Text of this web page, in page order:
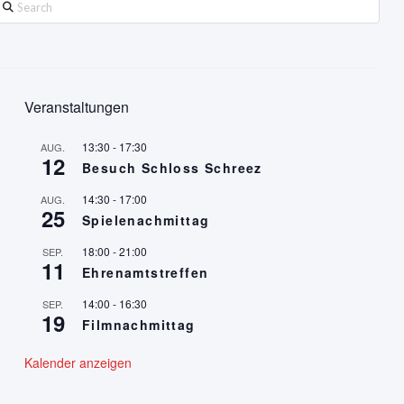
Veranstaltungen
AUG.
12
13:30 - 17:30
Besuch Schloss Schreez
AUG.
25
14:30 - 17:00
Spielenachmittag
SEP.
11
18:00 -21:00
Ehrenamtstreffen
SEP.
19
14:00 - 16:30
Filmnachmittag
Kalender anzeigen